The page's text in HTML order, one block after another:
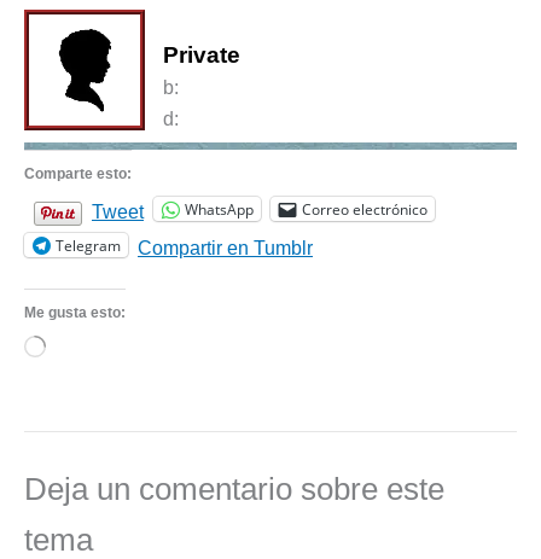
Private
b:
d:
Comparte esto:
Tweet WhatsApp
Correo electrónico
Telegram
Compartir en Tumblr
Me gusta esto:
Cargando...
Deja un comentario sobre este
tema